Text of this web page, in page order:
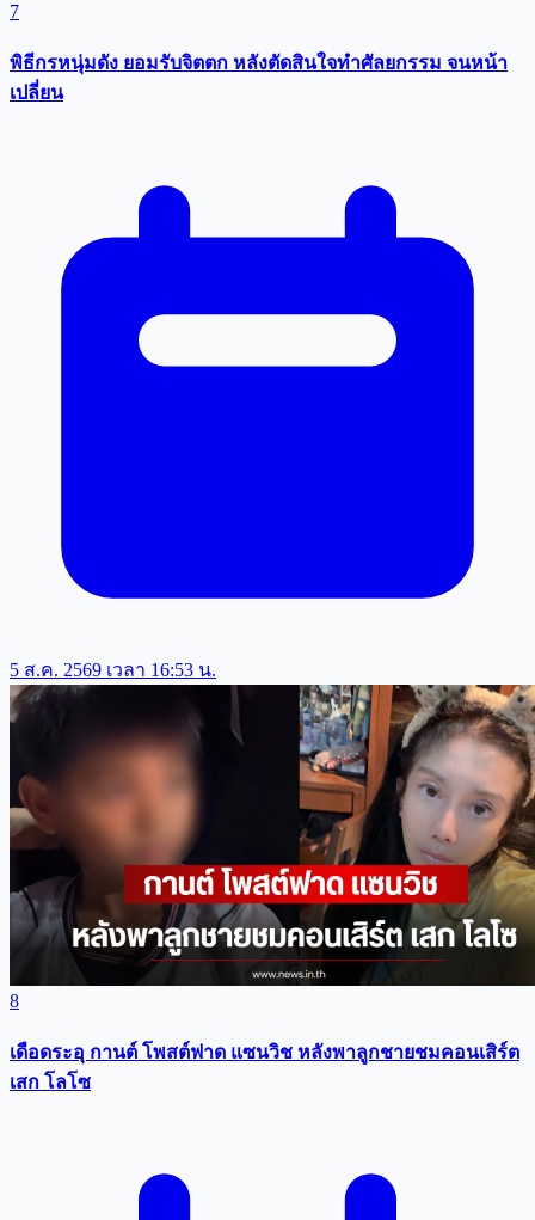
7
พิธีกรหนุ่มดัง ยอมรับจิตตก หลังตัดสินใจทำศัลยกรรม จนหน้า
เปลี่ยน
5 ส.ค. 2569 เวลา 16:53 น.
8
เดือดระอุ กานต์ โพสต์ฟาด แซนวิช หลังพาลูกชายชมคอนเสิร์ต
เสก โลโซ